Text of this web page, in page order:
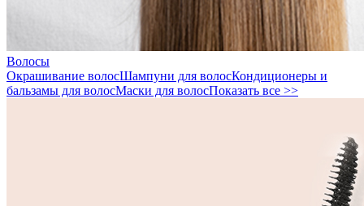
Волосы
Окрашивание волосШампуни для волосКондиционеры и
бальзамы для волосМаски для волосПоказать все >>